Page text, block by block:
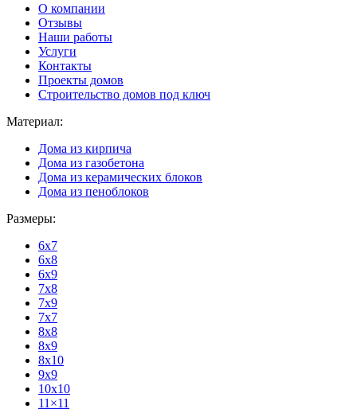
О компании
Отзывы
Наши работы
Услуги
Контакты
Проекты домов
Строительство домов под ключ
Материал:
Дома из кирпича
Дома из газобетона
Дома из керамических блоков
Дома из пеноблоков
Размеры:
6x7
6x8
6x9
7x8
7x9
7x7
8x8
8x9
8x10
9x9
10x10
11×11